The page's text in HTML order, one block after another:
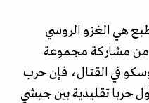
هي الغزو الروسي
فعلى الرغم من مشاركة مجموعة
في القتال، فإن حرب
حربا تقليدية بين جيشي